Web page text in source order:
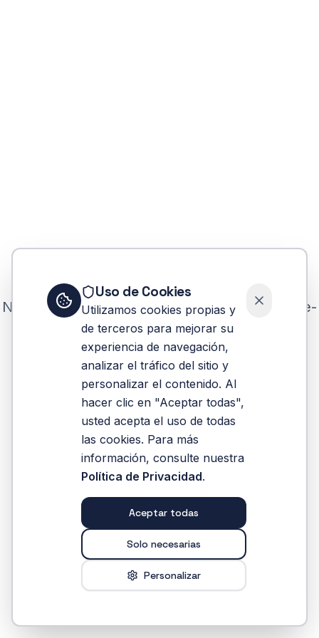
Uso de Cookies
Utilizamos cookies propias y
de terceros para mejorar su
experiencia de navegación,
analizar el tráfico del sitio y
personalizar el contenido. Al
hacer clic en "Aceptar todas",
usted acepta el uso de todas
las cookies. Para más
información, consulte nuestra
Política de Privacidad.
Aceptar todas
Solo necesarias
Personalizar
No se pudo encontrar la carrera congreso-de-
la-republica
Reintentar